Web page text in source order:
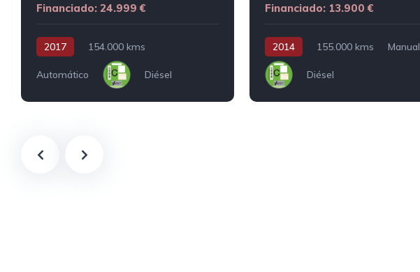
Financiado: 24.999 €
2017 154.000 kms
Automático Diésel
Financiado: 13.900 €
2014 155.000 kms Manual
Diésel